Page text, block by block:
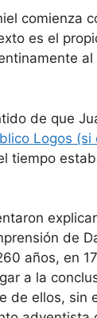
comienza
es el
de que
tiempo
de
años, en
a la
de ellos, sin